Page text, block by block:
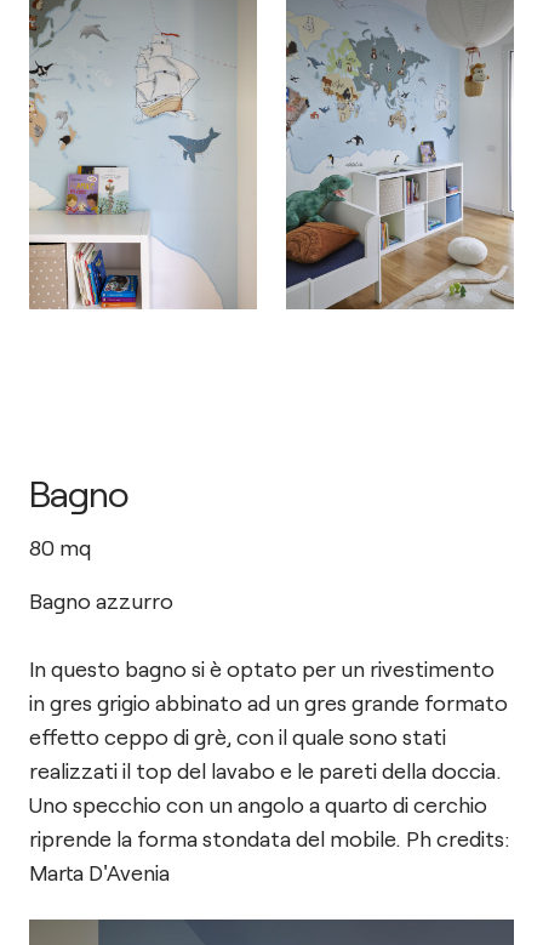
Bagno
80 mq
Bagno azzurro
In questo bagno si è optato per un rivestimento
in gres grigio abbinato ad un gres grande formato
effetto ceppo di grè, con il quale sono stati
realizzati il top del lavabo e le pareti della doccia.
Uno specchio con un angolo a quarto di cerchio
riprende la forma stondata del mobile. Ph credits:
Marta D'Avenia